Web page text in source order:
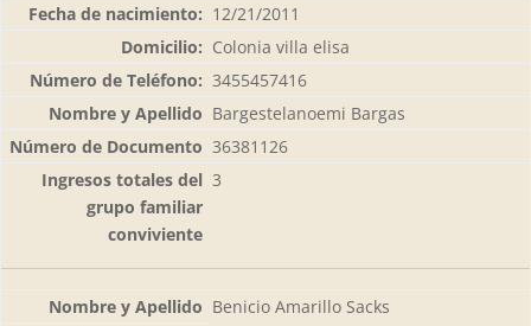
12/21/2011
Colonia villa elisa
3455457416
Bargestelanoemi Bargas
36381126
3
Benicio Amarillo Sacks